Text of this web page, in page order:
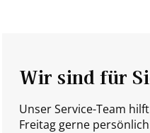
Wir sind für
Unser Service-Team
Freitag gerne